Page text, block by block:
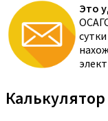
Это